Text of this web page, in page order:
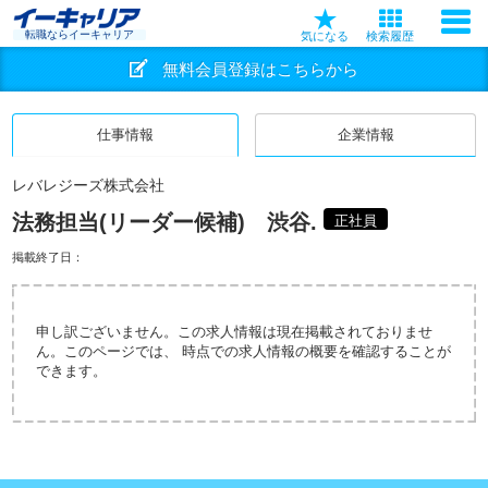
転職ならイーキャリア 気になる 検索履歴
無料会員登録はこちらから
仕事情報 企業情報
レバレジーズ株式会社
法務担当(リーダー候補) 渋谷. 正社員
掲載終了日：
申し訳ございません。この求人情報は現在掲載されておりませ
ん。このページでは、 時点での求人情報の概要を確認することが
できます。